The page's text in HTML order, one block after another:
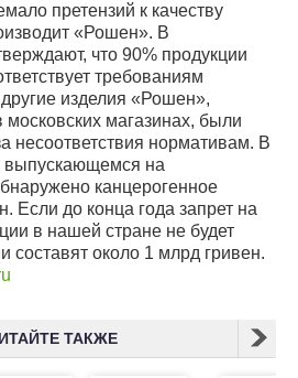
претензий к качеству
«Рошен». В
что 90% продукции
требованиям
изделия «Рошен»,
магазинах, были
несоответствия нормативам. В
на
канцерогенное
Если до конца года запрет на
в нашей стране не будет
составят около 1 млрд гривен.
ТАКЖЕ